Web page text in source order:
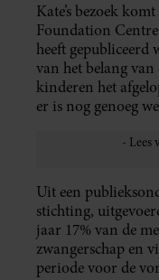
Kate’s bezoek
Foundation
heeft
van het belang
kinderen het
er is nog genoeg
Uit een
stichting,
jaar 17% van de
zwangerschap en
periode voor de